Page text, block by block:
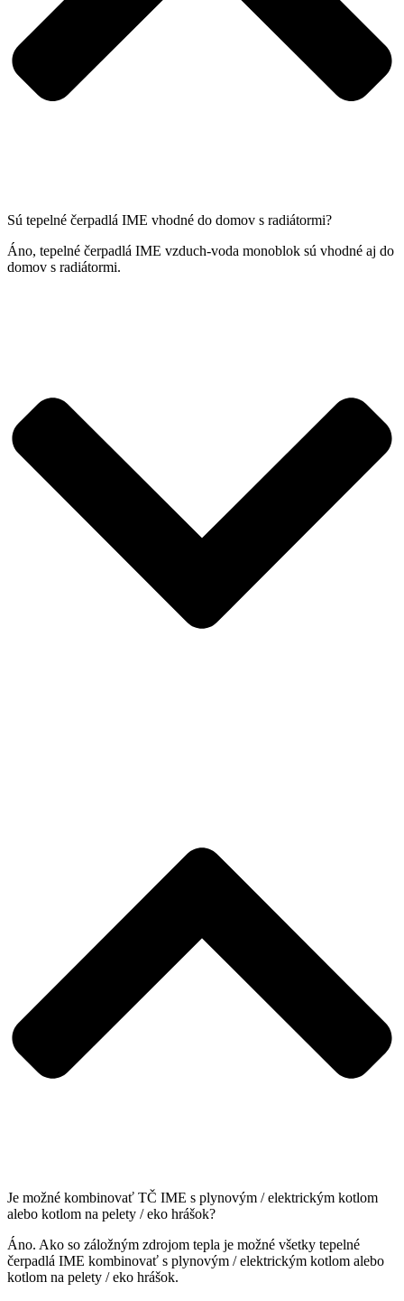
Sú tepelné čerpadlá IME vhodné do domov s radiátormi?
Áno, tepelné čerpadlá IME vzduch-voda monoblok sú vhodné aj do
domov s radiátormi.
Je možné kombinovať TČ IME s plynovým / elektrickým kotlom
alebo kotlom na pelety / eko hrášok?
Áno. Ako so záložným zdrojom tepla je možné všetky tepelné
čerpadlá IME kombinovať s plynovým / elektrickým kotlom alebo
kotlom na pelety / eko hrášok.